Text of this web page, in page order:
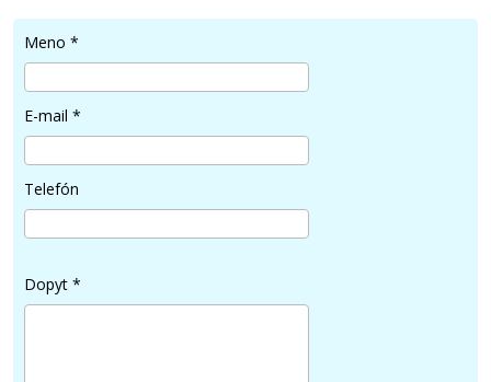
Meno *
E-mail *
Telefón
Dopyt *